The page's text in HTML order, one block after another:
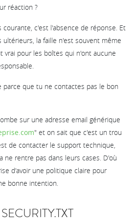
réaction ?
courante, c'est l'absence de réponse. Et
la faille n'est souvent même
vrai pour les boîtes qui n'ont aucune
parce que tu ne contactes pas le bon
sur une adresse email générique
" et on sait que c'est un trou
de contacter le support technique,
ne rentre pas dans leurs cases. D'où
d'avoir une politique claire pour
bonne intention.